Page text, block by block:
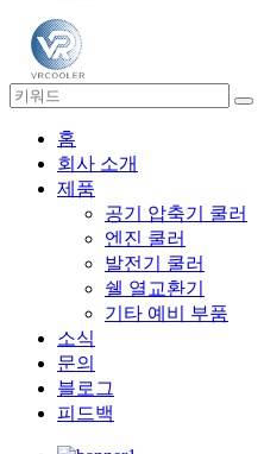
홈
회사 소개
제품
공기 압축기 쿨러
엔진 쿨러
발전기 쿨러
쉘 열교환기
기타 예비 부품
소식
문의
블로그
피드백